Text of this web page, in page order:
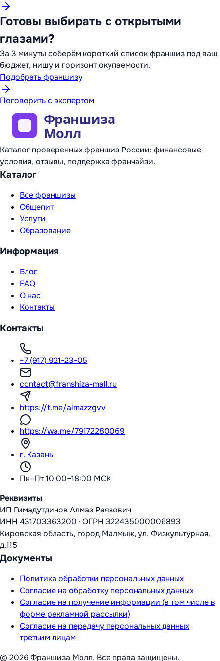
Готовы выбирать с открытыми
глазами?
За 3 минуты соберём короткий список франшиз под ваш
бюджет, нишу и горизонт окупаемости.
Подобрать франшизу
Поговорить с экспертом
Каталог проверенных франшиз России: финансовые
условия, отзывы, поддержка франчайзи.
Каталог
Все франшизы
Общепит
Услуги
Образование
Информация
Блог
FAQ
О нас
Контакты
Контакты
+7 (917) 921-23-05
contact@franshiza-mall.ru
https://t.me/almazzgvv
https://wa.me/79172280069
г. Казань
Пн–Пт 10:00–18:00 МСК
Реквизиты
ИП Гимадутдинов Алмаз Раязович
ИНН 431703363200 · ОГРН 322435000006893
Кировская область, город Малмыж, ул. Физкультурная,
д.115
Документы
Политика обработки персональных данных
Согласие на обработку персональных данных
Согласие на получение информации (в том числе в
форме рекламной рассылки)
Согласие на передачу персональных данных
третьим лицам
© 2026 Франшиза Молл. Все права защищены.